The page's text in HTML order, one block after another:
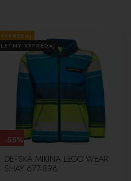
VÝPREDAJ
LETNÝ VÝPREDAJ
DETSKÁ MIKINA LEGO WEAR
SHAY 677-896
-55%